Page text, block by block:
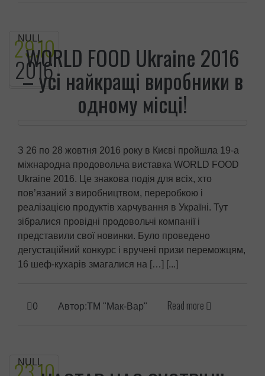
29.10
2016
NULL
WORLD FOOD Ukraine 2016
– усі найкращі виробники в
одному місці!
З 26 по 28 жовтня 2016 року в Києві пройшла 19-а
міжнародна продовольча виставка WORLD FOOD
Ukraine 2016. Це знакова подія для всіх, хто
пов’язаний з виробництвом, переробкою і
реалізацією продуктів харчування в Україні. Тут
зібралися провідні продовольчі компанії і
представили свої новинки. Було проведено
дегустаційний конкурс і вручені призи переможцям,
16 шеф-кухарів змагалися на […] [...]
0 Автор:ТМ "Мак-Вар" Read more
NULL